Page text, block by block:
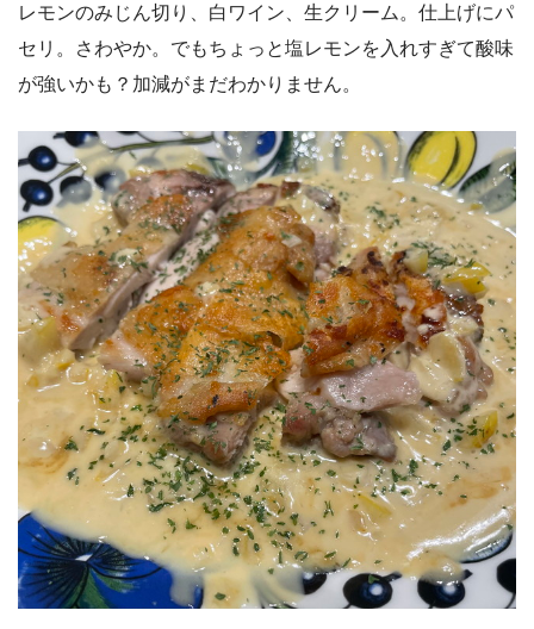
レモンのみじん切り、白ワイン、生クリーム。仕上げにパ
セリ。さわやか。でもちょっと塩レモンを入れすぎて酸味
が強いかも？加減がまだわかりません。